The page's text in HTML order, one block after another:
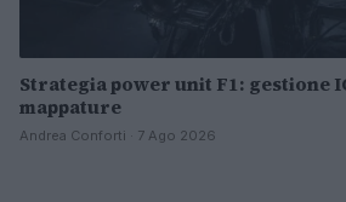
Strategia power unit F1: gestione
mappature
Andrea Conforti · 7 Ago 2026